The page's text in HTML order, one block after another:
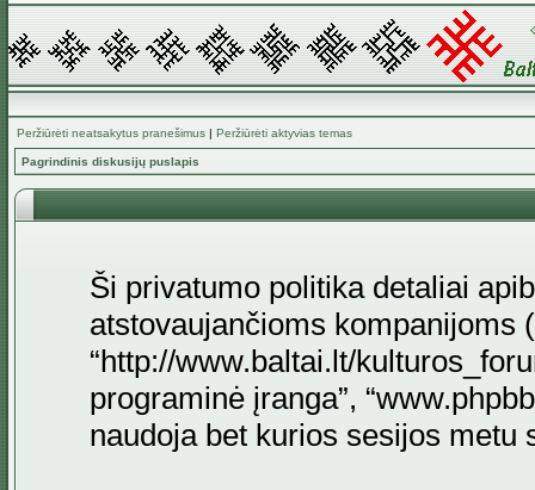
Peržiūrėti neatsakytus pranešimus | Peržiūrėti aktyvias temas
Pagrindinis diskusijų puslapis
Ši privatumo politika detaliai
atstovaujančioms kompanijoms
“http://www.baltai.lt/
programinė įranga”,
naudoja bet kurios sesijos metu